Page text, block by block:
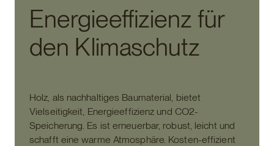
Energieeffizienz für
den Klimaschutz
Holz, als nachhaltiges Baumaterial, bietet
Vielseitigkeit, Energieeffizienz und CO2-
Speicherung. Es ist erneuerbar, robust, leicht und
schafft eine warme Atmosphäre. Kosten-effizient